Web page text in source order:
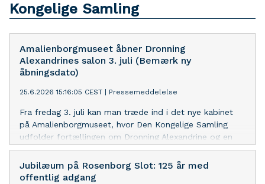
Kongelige Samling
Amalienborgmuseet åbner Dronning
Alexandrines salon 3. juli (Bemærk ny
åbningsdato)
25.6.2026 15:16:05 CEST Pressemeddelelse
Fra fredag 3. juli kan man træde ind i det nye kabinet
på Amalienborgmuseet, hvor Den Kongelige Samling
udfolder fortællingen om Dronning Alexandrine og en
skelsættende epoke, der havde stor betydning for det
moderne kongehus.
Jubilæum på Rosenborg Slot: 125 år med
offentlig adgang